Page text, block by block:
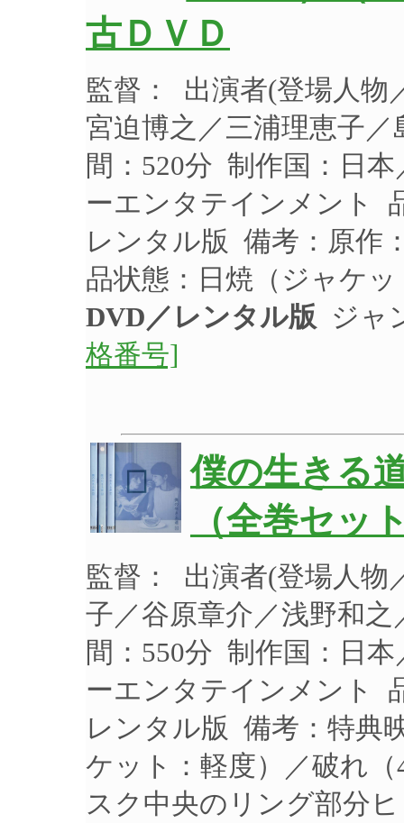
古ＤＶＤ
監督： 出演者(登場人物
宮迫博之／三浦理恵子
間：520分 制作国：日
ーエンタテインメント
レンタル版 備考：原作
品状態：日焼（ジャケ
DVD／レンタル版 ジャ
格番号]
僕の生きる
（全巻セ
監督： 出演者(登場人物
子／谷原章介／浅野和
間：550分 制作国：日
ーエンタテインメント
レンタル版 備考：特典
ケット：軽度）／破れ
スク中央のリング部分